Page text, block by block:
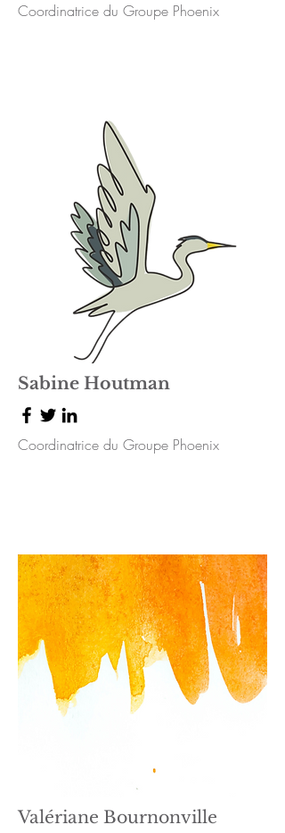
Coordinatrice du Groupe Phoenix
Sabine Houtman
Coordinatrice du Groupe Phoenix
Valériane Bournonville